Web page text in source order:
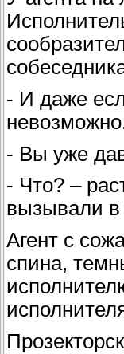
- И даже
- Вы уже
- Что? –
вызывали
Агент с
спина,